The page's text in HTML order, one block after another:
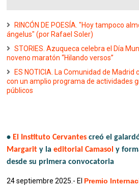
RINCÓN DE POESÍA. "Hoy tampoco
ángelus" (por Rafael Soler)
STORIES. Azuqueca celebra el Día
noveno maratón “Hilando versos”
ES NOTICIA. La Comunidad de Madrid
con un amplio programa de actividades
públicos
• El Instituto Cervantes creó el
Margarit y laeditorial Camasol y
desde su primera convocatoria
24 septiembre 2025.- El Premio